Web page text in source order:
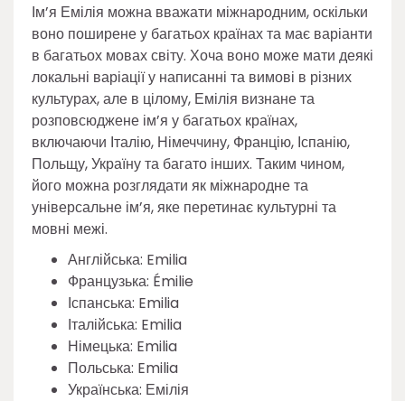
Ім’я Емілія можна вважати міжнародним, оскільки
воно поширене у багатьох країнах та має варіанти
в багатьох мовах світу. Хоча воно може мати деякі
локальні варіації у написанні та вимові в різних
культурах, але в цілому, Емілія визнане та
розповсюджене ім’я у багатьох країнах,
включаючи Італію, Німеччину, Францію, Іспанію,
Польщу, Україну та багато інших. Таким чином,
його можна розглядати як міжнародне та
універсальне ім’я, яке перетинає культурні та
мовні межі.
Англійська: Emilia
Французька: Émilie
Іспанська: Emilia
Італійська: Emilia
Німецька: Emilia
Польська: Emilia
Українська: Емілія